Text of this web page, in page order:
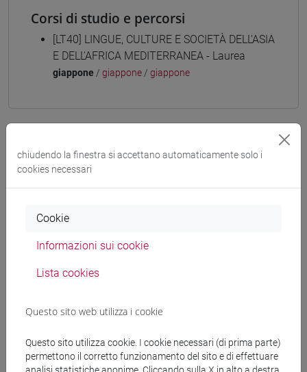
Corsi di studio e percorsi
[LT40] LINGUE, CULTURE E SOCIETÀ DELL'ASIA
E DELL'AFRICA MEDITERRANEA - Laurea
giappone / giappone / giappone
Mutua da
ESERCITAZIONI DI LINGUA GIAPPONESE 3
MOD. 1D [LT006N]
Struttura generale dell'insegnamento
ESERCITAZIONI DI LINGUA
GIAPPONESE 3 MOD. 1A Cognomi A-B
chiudendo la finestra si accettano automaticamente solo i
cookies necessari
Cookie
Informazioni sui cookie
Lista cookies
Questo sito web utilizza i cookie
Questo sito utilizza cookie. I cookie necessari (di prima parte)
permettono il corretto funzionamento del sito e di effettuare